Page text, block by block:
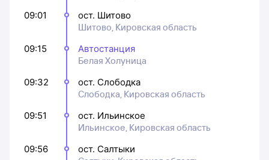
09:01
ост. Шитово
Шитово, Кировская область
09:15
Автостанция
Белая Холуница
09:32
ост. Слободка
Слободка, Кировская область
09:51
ост. Ильинское
Ильинское, Кировская область
09:56
ост. Салтыки